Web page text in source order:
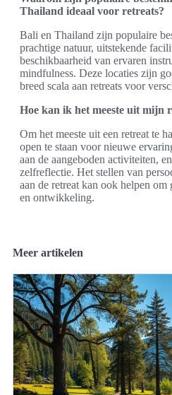
Thailand ideaal voor retreats?
Bali en Thailand zijn populaire
prachtige natuur, uitstekende
beschikbaarheid van ervaren
mindfulness. Deze locaties zijn
breed scala aan retreats voor
Hoe kan ik het meeste uit mijn
Om het meeste uit een retreat te
open te staan voor nieuwe
aan de aangeboden activiteiten,
zelfreflectie. Het stellen van
aan de retreat kan ook helpen
en ontwikkeling.
Meer artikelen